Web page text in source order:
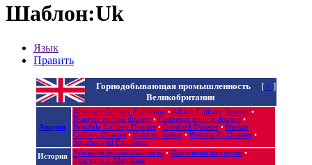
Шаблон:Uk
Язык
Править
[+ ]
Горнодобывающая промышленность
Великобритании
Аварии
Abercarn Colliery Explosion‎ • Albion Colliery Disaster‎•
Blantyre mining disaster• Easington mining disaster•
Ferndale Colliery Disaster• Gresford Disaster• Huskar
Colliery Disaster• Oaks explosion • Pretoria Pit Disaster•
Senghenydd Explosion
История
Угольная промышленность• Памятники шахтерам•
Трагедия в Аберфане